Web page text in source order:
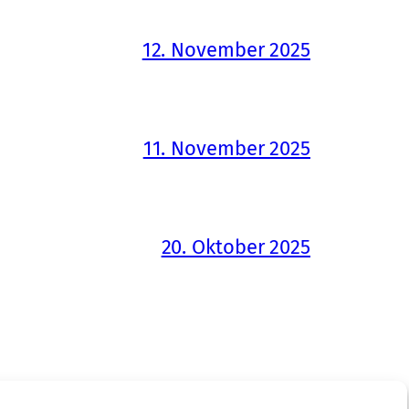
12. November 2025
11. November 2025
20. Oktober 2025